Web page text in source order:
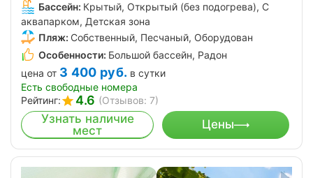
Бассейн: Крытый, Открытый (без подогрева), С
аквапарком, Детская зона
Пляж: Собственный, Песчаный, Оборудован
Особенности: Большой бассейн, Радон
цена от 3 400 руб. в сутки
Есть свободные номера
Рейтинг:
4.6 (Отзывов: 7)
Узнать наличие
мест
Цены